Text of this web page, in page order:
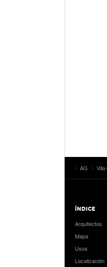
AG Vila
ÍNDICE
Arquitectos
Mapa
Usos
Localización